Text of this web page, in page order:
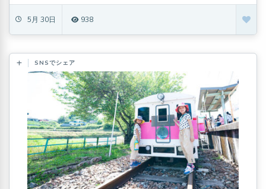
5月 30日 938
SNSでシェア